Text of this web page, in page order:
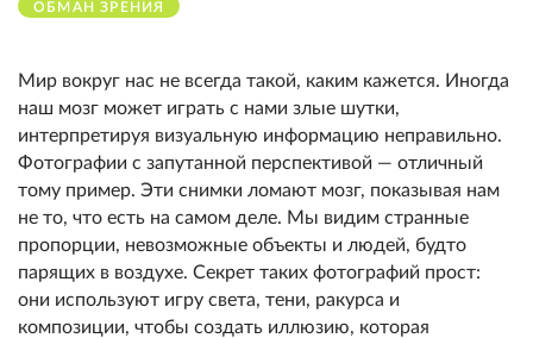
ОБМАН ЗРЕНИЯ
Мир вокруг нас не всегда такой, каким кажется. Иногда
наш мозг может играть с нами злые шутки,
интерпретируя визуальную информацию неправильно.
Фотографии с запутанной перспективой — отличный
тому пример. Эти снимки ломают мозг, показывая нам
не то, что есть на самом деле. Мы видим странные
пропорции, невозможные объекты и людей, будто
парящих в воздухе. Секрет таких фотографий прост:
они используют игру света, тени, ракурса и
композиции, чтобы создать иллюзию, которая